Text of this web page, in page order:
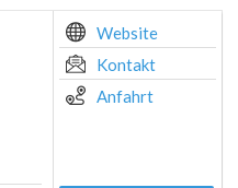
Website
Kontakt
Anfahrt